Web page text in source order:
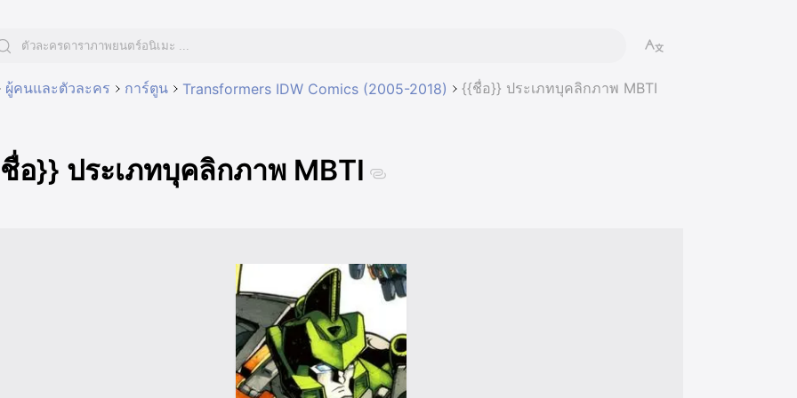
ผู้คนและตัวละคร การ์ตูน Transformers IDW Comics (2005-2018) {{ชื่อ}} ประเภทบุคลิกภาพ MBTI
อ}} ประเภทบุคลิกภาพ MBTI